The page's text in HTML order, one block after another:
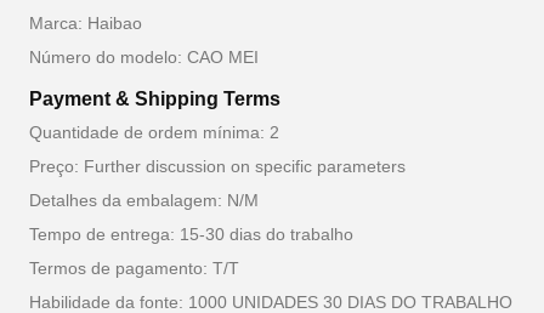
Marca: Haibao
Número do modelo: CAO MEI
Payment & Shipping Terms
Quantidade de ordem mínima: 2
Preço: Further discussion on specific parameters
Detalhes da embalagem: N/M
Tempo de entrega: 15-30 dias do trabalho
Termos de pagamento: T/T
Habilidade da fonte: 1000 UNIDADES 30 DIAS DO TRABALHO